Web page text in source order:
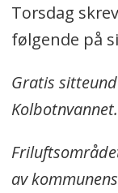
Torsdag
følgende på
Gratis
Kolbotnvannet.
av